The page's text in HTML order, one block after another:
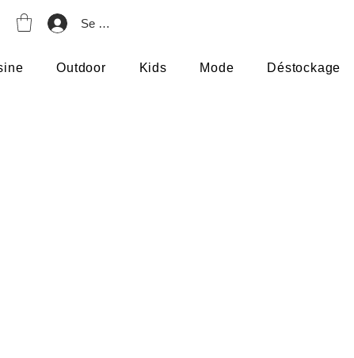
Se connecter
Outdoor Kids Mode Déstockage